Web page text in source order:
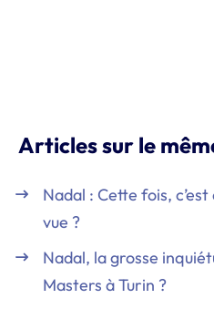
Articles sur le
Nadal : Cette fois,
vue ?
Nadal, la grosse
Masters à Turin ?